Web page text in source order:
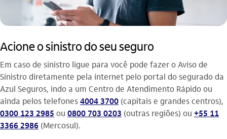
Acione o sinistro do seu seguro
Em caso de sinistro ligue para você pode fazer o Aviso de
Sinistro diretamente pela internet pelo portal do segurado da
Azul Seguros, indo a um Centro de Atendimento Rápido ou
ainda pelos telefones4004 3700 (capitais e grandes centros),
0300 123 2985 ou 0800 703 0203 (outras regiões) ou +55 11
3366 2986 (Mercosul).